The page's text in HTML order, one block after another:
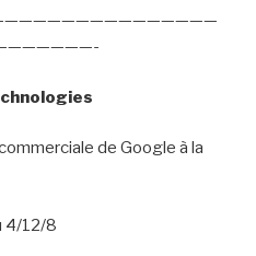
de Google à la
4/12/8